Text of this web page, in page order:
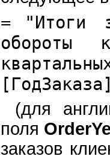
=
"Итоги
обороты
(для
поля
заказов